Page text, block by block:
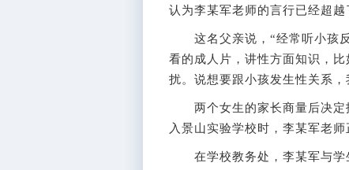
认为李某军老师的言行已经超越
这名父亲说，“经常听小孩反
看的成人片，讲性方面知识，
扰。说想要跟小孩发生性关系
两个女生的家长商量后决定
入景山实验学校时，李某军老师
在学校教务处，李某军与学